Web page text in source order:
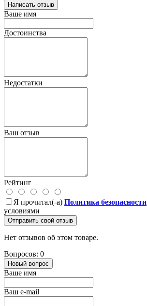
Написать отзыв
Ваше имя
Достоинства
Недостатки
Ваш отзыв
Рейтинг
Я прочитал(-а) Политика безопасности
условиями
Отправить свой отзыв
Нет отзывов об этом товаре.
Вопросов: 0
Новый вопрос
Ваше имя
Ваш e-mail